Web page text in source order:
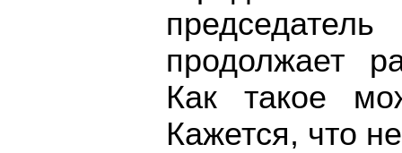
продолжает
Как такое
Кажется, что